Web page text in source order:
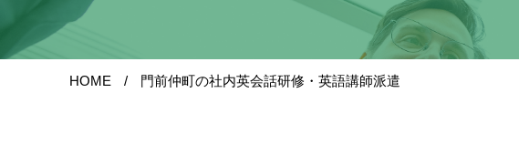
HOME 門前仲町の社内英会話研修・英語講師派遣